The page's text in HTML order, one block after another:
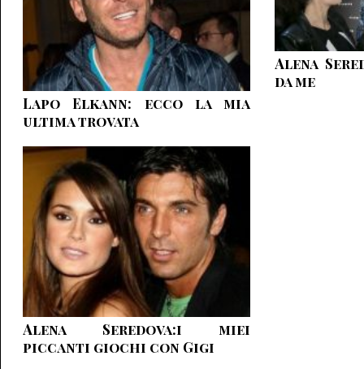
Lapo Elkann: ecco la mia
ultima trovata
Alena
da me
Alena Seredova:i miei
piccanti giochi con Gigi